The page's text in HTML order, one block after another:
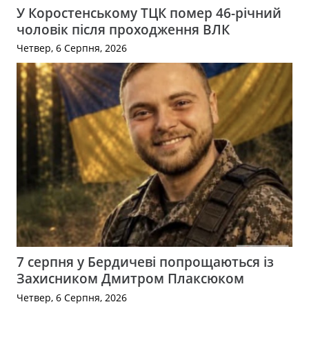
У Коростенському ТЦК помер 46-річний
чоловік після проходження ВЛК
Четвер, 6 Серпня, 2026
7 серпня у Бердичеві попрощаються із
Захисником Дмитром Плаксюком
Четвер, 6 Серпня, 2026